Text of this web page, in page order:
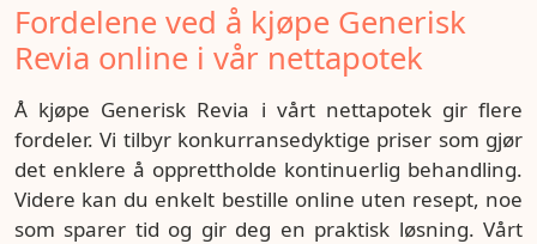
Fordelene ved å kjøpe Generisk
Revia online i vår nettapotek
Å kjøpe Generisk Revia i vårt nettapotek gir flere
fordeler. Vi tilbyr konkurransedyktige priser som gjør
det enklere å opprettholde kontinuerlig behandling.
Videre kan du enkelt bestille online uten resept, noe
som sparer tid og gir deg en praktisk løsning. Vårt